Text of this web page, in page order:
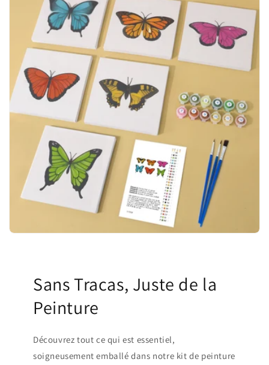
Sans Tracas, Juste de la
Peinture
Découvrez tout ce qui est essentiel,
soigneusement emballé dans notre kit de peinture